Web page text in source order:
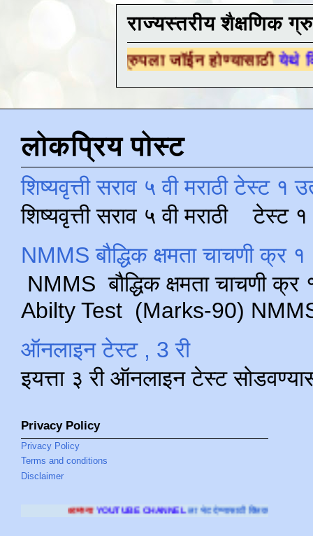
राज्यस्तरीय शैक्षणिक
ग्रुपला जॉईन होण्यासाठीयेथे क्लिक करा .
लोकप्रिय पोस्ट
शिष्यवृत्ती सराव ५ वी मराठी टेस्ट १
शिष्यवृत्ती सराव ५ वी मराठी टेस्ट
NMMS बौद्धिक क्षमता चाचणी क्र
NMMS बौद्धिक क्षमता चाचणी
Abilty Test (Marks-90) NMMS
ऑनलाइन टेस्ट , 3 री
इयत्ता ३ री ऑनलाइन टेस्ट
Privacy Policy
Privacy Policy
Terms and conditions
Disclaimer
YOUTUBE CHANNELला भेट देण्यासाठी क्लिक करा.